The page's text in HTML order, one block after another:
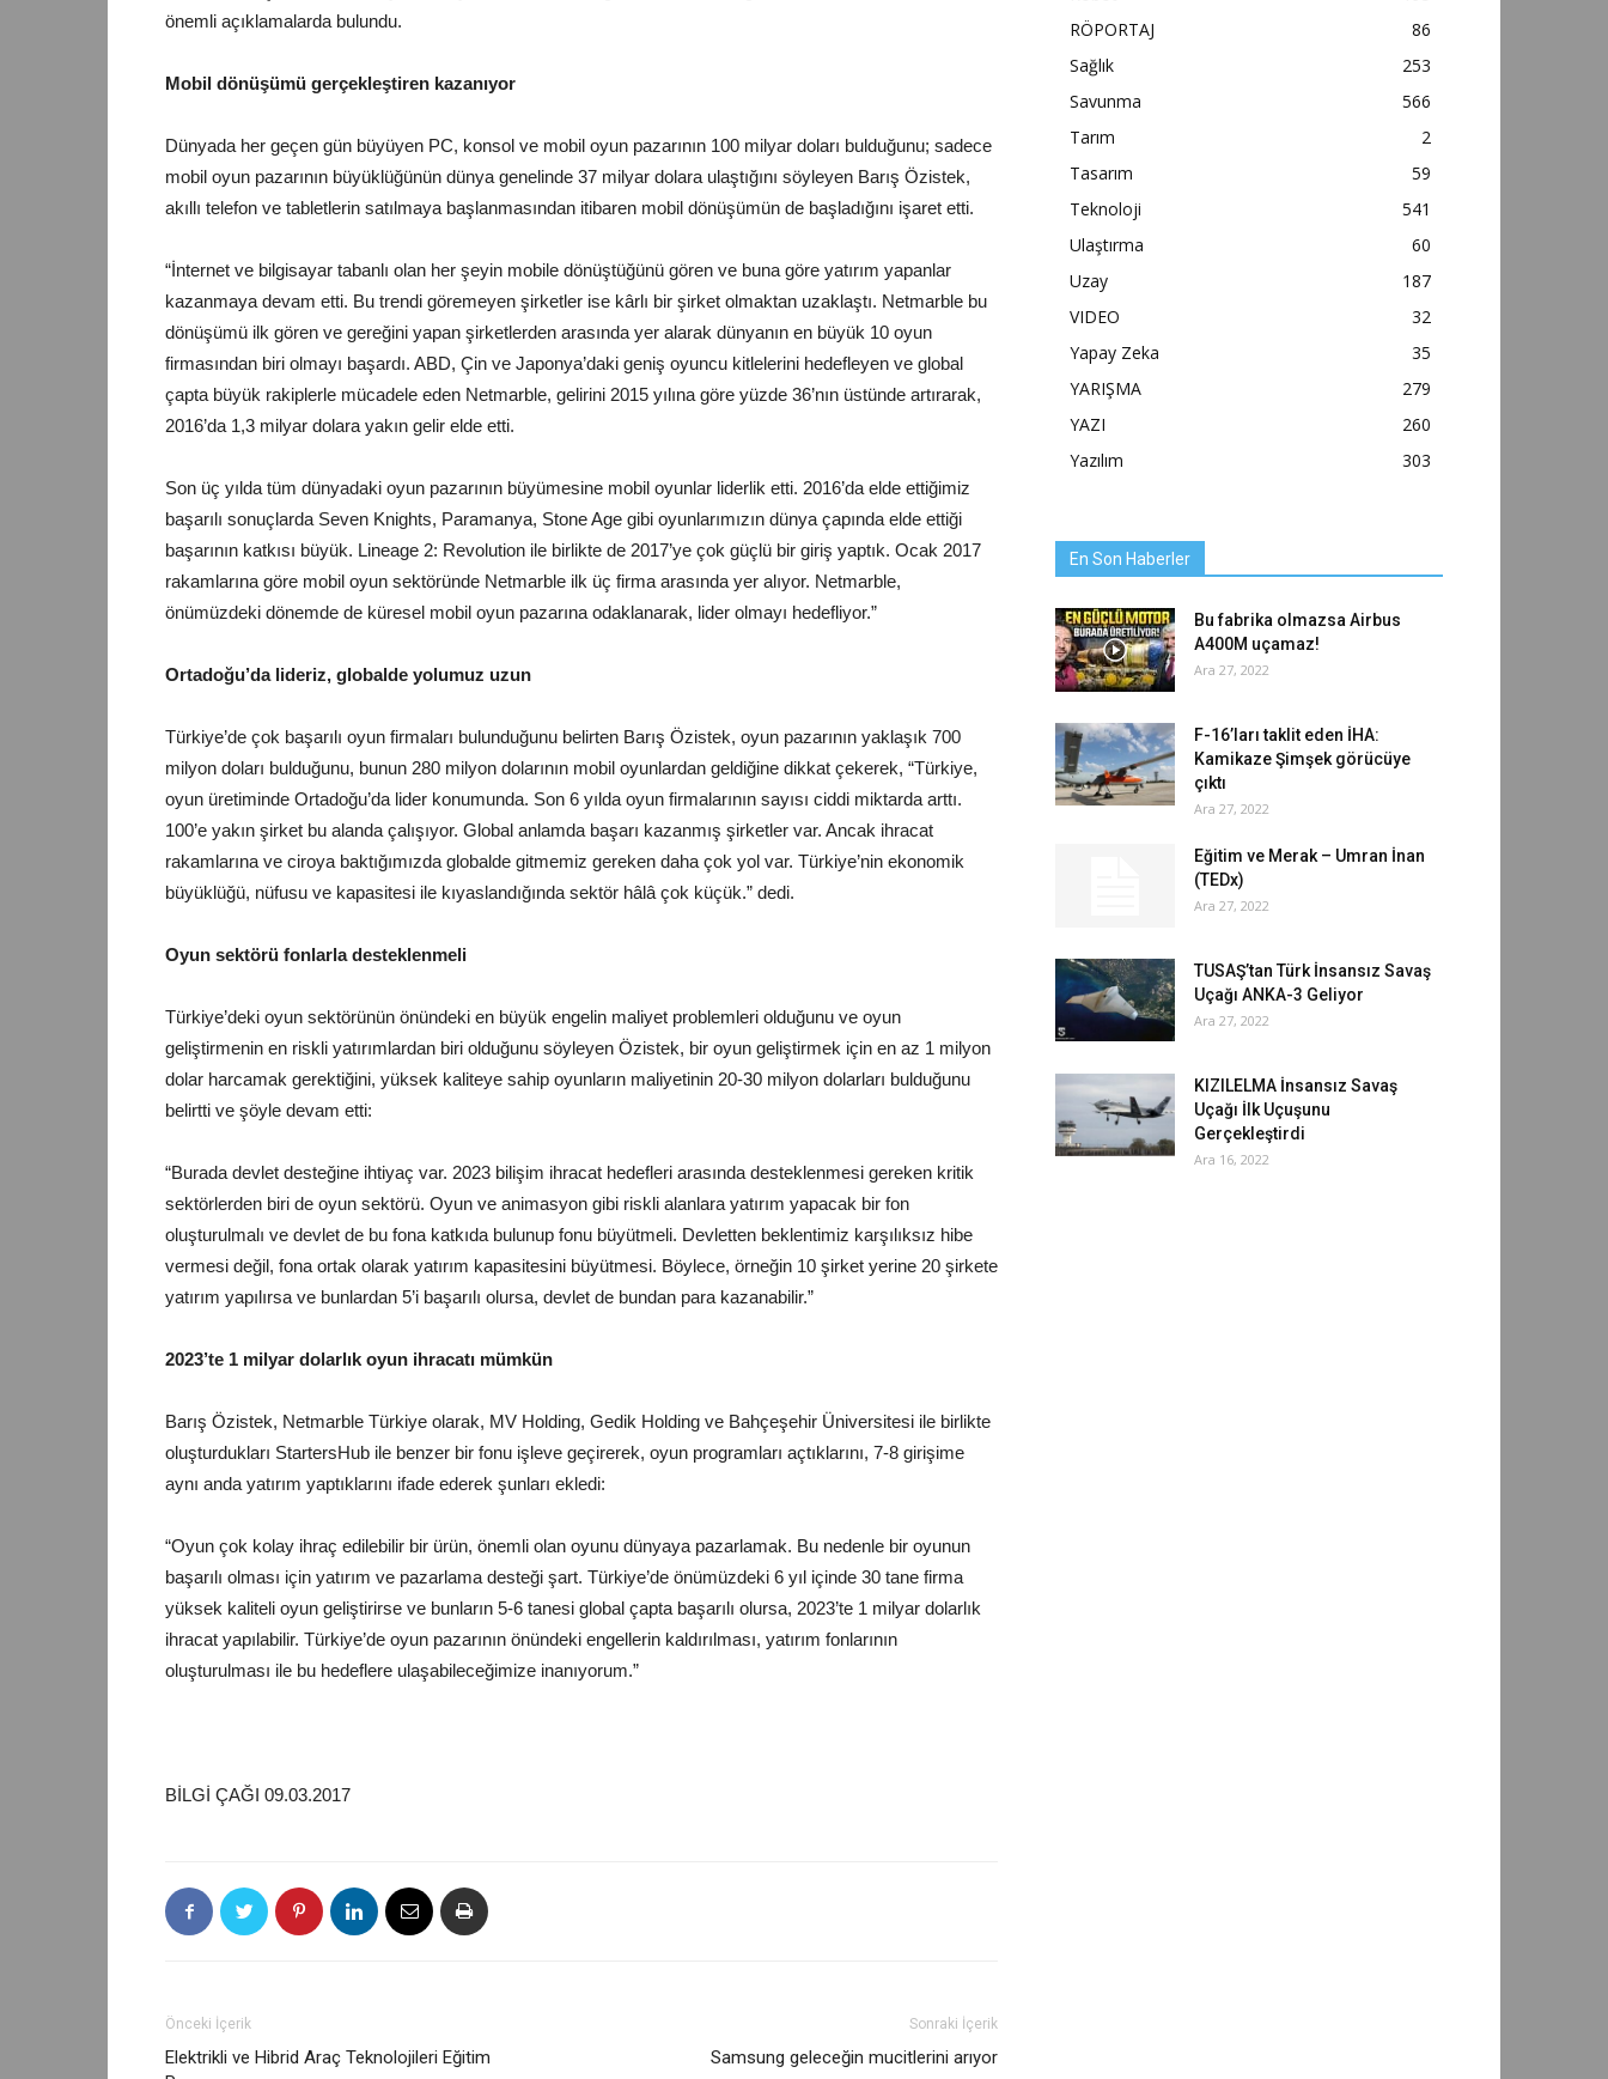
önemli açıklamalarda bulundu.
Mobil dönüşümü gerçekleştiren kazanıyor
Dünyada her geçen gün büyüyen PC, konsol ve mobil oyun pazarının 100 milyar doları bulduğunu; sadece
mobil oyun pazarının büyüklüğünün dünya genelinde 37 milyar dolara ulaştığını söyleyen Barış Özistek,
akıllı telefon ve tabletlerin satılmaya başlanmasından itibaren mobil dönüşümün de başladığını işaret etti.
“İnternet ve bilgisayar tabanlı olan her şeyin mobile dönüştüğünü gören ve buna göre yatırım yapanlar
kazanmaya devam etti. Bu trendi göremeyen şirketler ise kârlı bir şirket olmaktan uzaklaştı. Netmarble bu
dönüşümü ilk gören ve gereğini yapan şirketlerden arasında yer alarak dünyanın en büyük 10 oyun
firmasından biri olmayı başardı. ABD, Çin ve Japonya’daki geniş oyuncu kitlelerini hedefleyen ve global
çapta büyük rakiplerle mücadele eden Netmarble, gelirini 2015 yılına göre yüzde 36’nın üstünde artırarak,
2016’da 1,3 milyar dolara yakın gelir elde etti.
Son üç yılda tüm dünyadaki oyun pazarının büyümesine mobil oyunlar liderlik etti. 2016’da elde ettiğimiz
başarılı sonuçlarda Seven Knights, Paramanya, Stone Age gibi oyunlarımızın dünya çapında elde ettiği
başarının katkısı büyük. Lineage 2: Revolution ile birlikte de 2017’ye çok güçlü bir giriş yaptık. Ocak 2017
rakamlarına göre mobil oyun sektöründe Netmarble ilk üç firma arasında yer alıyor. Netmarble,
önümüzdeki dönemde de küresel mobil oyun pazarına odaklanarak, lider olmayı hedefliyor.”
Ortadoğu’da lideriz, globalde yolumuz uzun
Türkiye’de çok başarılı oyun firmaları bulunduğunu belirten Barış Özistek, oyun pazarının yaklaşık 700
milyon doları bulduğunu, bunun 280 milyon dolarının mobil oyunlardan geldiğine dikkat çekerek, “Türkiye,
oyun üretiminde Ortadoğu’da lider konumunda. Son 6 yılda oyun firmalarının sayısı ciddi miktarda arttı.
100’e yakın şirket bu alanda çalışıyor. Global anlamda başarı kazanmış şirketler var. Ancak ihracat
rakamlarına ve ciroya baktığımızda globalde gitmemiz gereken daha çok yol var. Türkiye’nin ekonomik
büyüklüğü, nüfusu ve kapasitesi ile kıyaslandığında sektör hâlâ çok küçük.” dedi.
Oyun sektörü fonlarla desteklenmeli
Türkiye’deki oyun sektörünün önündeki en büyük engelin maliyet problemleri olduğunu ve oyun
geliştirmenin en riskli yatırımlardan biri olduğunu söyleyen Özistek, bir oyun geliştirmek için en az 1 milyon
dolar harcamak gerektiğini, yüksek kaliteye sahip oyunların maliyetinin 20-30 milyon dolarları bulduğunu
belirtti ve şöyle devam etti:
“Burada devlet desteğine ihtiyaç var. 2023 bilişim ihracat hedefleri arasında desteklenmesi gereken kritik
sektörlerden biri de oyun sektörü. Oyun ve animasyon gibi riskli alanlara yatırım yapacak bir fon
oluşturulmalı ve devlet de bu fona katkıda bulunup fonu büyütmeli. Devletten beklentimiz karşılıksız hibe
vermesi değil, fona ortak olarak yatırım kapasitesini büyütmesi. Böylece, örneğin 10 şirket yerine 20 şirkete
yatırım yapılırsa ve bunlardan 5’i başarılı olursa, devlet de bundan para kazanabilir.”
2023’te 1 milyar dolarlık oyun ihracatı mümkün
Barış Özistek, Netmarble Türkiye olarak, MV Holding, Gedik Holding ve Bahçeşehir Üniversitesi ile birlikte
oluşturdukları StartersHub ile benzer bir fonu işleve geçirerek, oyun programları açtıklarını, 7-8 girişime
aynı anda yatırım yaptıklarını ifade ederek şunları ekledi:
“Oyun çok kolay ihraç edilebilir bir ürün, önemli olan oyunu dünyaya pazarlamak. Bu nedenle bir oyunun
başarılı olması için yatırım ve pazarlama desteği şart. Türkiye’de önümüzdeki 6 yıl içinde 30 tane firma
yüksek kaliteli oyun geliştirirse ve bunların 5-6 tanesi global çapta başarılı olursa, 2023’te 1 milyar dolarlık
ihracat yapılabilir. Türkiye’de oyun pazarının önündeki engellerin kaldırılması, yatırım fonlarının
oluşturulması ile bu hedeflere ulaşabileceğimize inanıyorum.”
BİLGİ ÇAĞI 09.03.2017
Önceki İçerik
Elektrikli ve Hibrid Araç Teknolojileri Eğitim
Sonraki İçerik
Samsung geleceğin mucitlerini arıyor
RÖPORTAJ
86
Sağlık
253
Savunma
566
Tarım
2
Tasarım
59
Teknoloji
541
Ulaştırma
60
Uzay
187
VIDEO
32
Yapay Zeka
35
YARIŞMA
279
YAZI
260
Yazılım
303
En Son Haberler
Bu fabrika olmazsa Airbus
A400M uçamaz!
Ara 27, 2022
F-16’ları taklit eden İHA:
Kamikaze Şimşek görücüye
çıktı
Ara 27, 2022
Eğitim ve Merak – Umran İnan
(TEDx)
Ara 27, 2022
TUSAŞ’tan Türk İnsansız Savaş
Uçağı ANKA-3 Geliyor
Ara 27, 2022
KIZILELMA İnsansız Savaş
Uçağı İlk Uçuşunu
Gerçekleştirdi
Ara 16, 2022